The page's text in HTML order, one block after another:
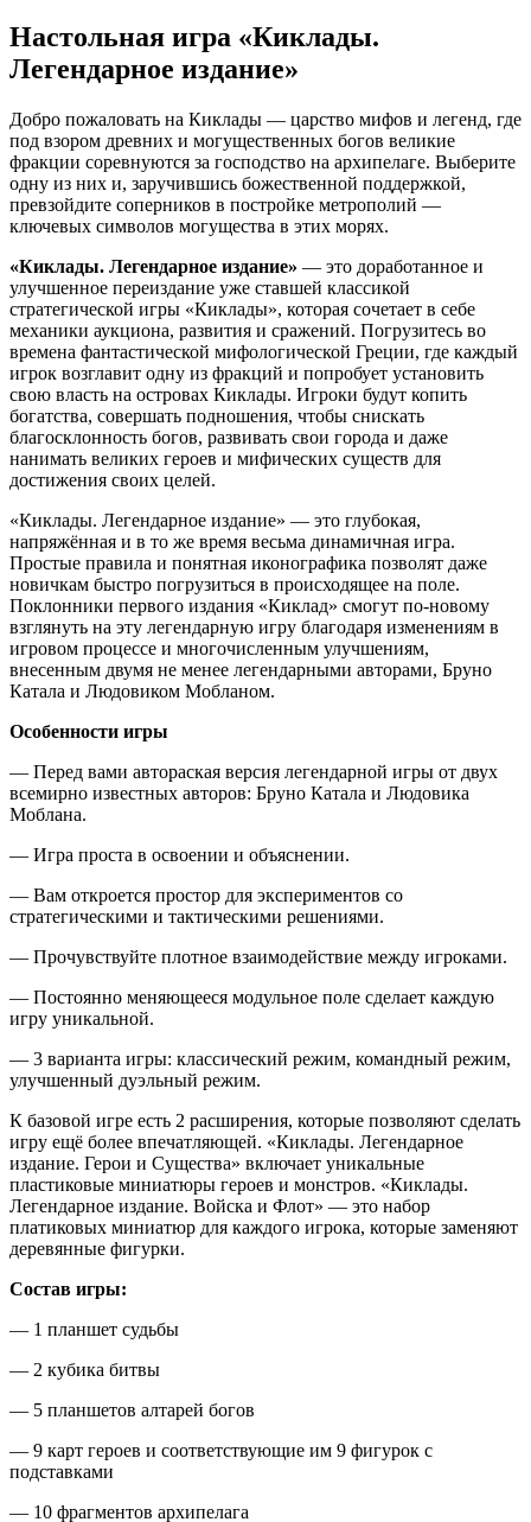
Настольная игра «Киклады.
Легендарное издание»
Добро пожаловать на Киклады — царство мифов и легенд, где
под взором древних и могущественных богов великие
фракции соревнуются за господство на архипелаге. Выберите
одну из них и, заручившись божественной поддержкой,
превзойдите соперников в постройке метрополий —
ключевых символов могущества в этих морях.
«Киклады. Легендарное издание» — это доработанное и
улучшенное переиздание уже ставшей классикой
стратегической игры «Киклады», которая сочетает в себе
механики аукциона, развития и сражений. Погрузитесь во
времена фантастической мифологической Греции, где каждый
игрок возглавит одну из фракций и попробует установить
свою власть на островах Киклады. Игроки будут копить
богатства, совершать подношения, чтобы снискать
благосклонность богов, развивать свои города и даже
нанимать великих героев и мифических существ для
достижения своих целей.
«Киклады. Легендарное издание» — это глубокая,
напряжённая и в то же время весьма динамичная игра.
Простые правила и понятная иконографика позволят даже
новичкам быстро погрузиться в происходящее на поле.
Поклонники первого издания «Киклад» смогут по-новому
взглянуть на эту легендарную игру благодаря изменениям в
игровом процессе и многочисленным улучшениям,
внесенным двумя не менее легендарными авторами, Бруно
Катала и Людовиком Мобланом.
Особенности игры
— Перед вами автораская версия легендарной игры от двух
всемирно известных авторов: Бруно Катала и Людовика
Моблана.
— Игра проста в освоении и объяснении.
— Вам откроется простор для экспериментов со
стратегическими и тактическими решениями.
— Прочувствуйте плотное взаимодействие между игроками.
— Постоянно меняющееся модульное поле сделает каждую
игру уникальной.
— 3 варианта игры: классический режим, командный режим,
улучшенный дуэльный режим.
К базовой игре есть 2 расширения, которые позволяют сделать
игру ещё более впечатляющей. «Киклады. Легендарное
издание. Герои и Существа» включает уникальные
пластиковые миниатюры героев и монстров. «Киклады.
Легендарное издание. Войска и Флот» — это набор
платиковых миниатюр для каждого игрока, которые заменяют
деревянные фигурки.
Состав игры:
— 1 планшет судьбы
— 2 кубика битвы
— 5 планшетов алтарей богов
— 9 карт героев и соответствующие им 9 фигурок с
подставками
— 10 фрагментов архипелага